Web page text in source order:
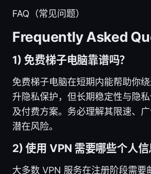
FAQ（常见问题）
Frequently Asked
1) 免费梯子电脑靠谱吗？
免费梯子电脑在短期内能帮助你
升隐私保护，但长期稳定性与隐
及付费方案。务必理解其限速、
潜在风险。
2) 使用 VPN 需要哪些个人信
大多数 VPN 服务在注册阶段需要